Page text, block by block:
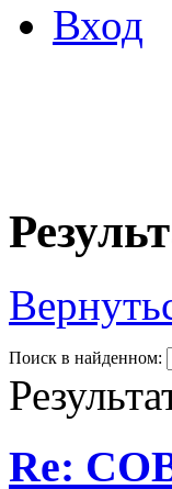
Вход
Поиск в найденном:
Re: